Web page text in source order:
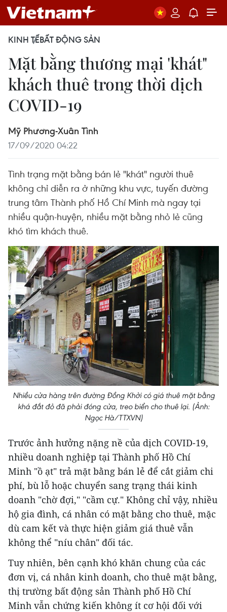
KINH TẾBẤT ĐỘNG SẢN
Mặt bằng thương mại 'khát"
khách thuê trong thời dịch
COVID-19
Mỹ Phương-Xuân Tình
17/09/2020 04:22
Tình trạng mặt bằng bán lẻ "khát" người thuê
không chỉ diễn ra ở những khu vực, tuyến đường
trung tâm Thành phố Hồ Chí Minh mà ngay tại
nhiều quận-huyện, nhiều mặt bằng nhỏ lẻ cũng
khó tìm khách thuê.
Nhiều cửa hàng trên đường Đồng Khởi có giá thuê mặt bằng
khá đắt đỏ đã phải đóng cửa, treo biển cho thuê lại. (Ảnh:
Ngọc Hà/TTXVN)
Trước ảnh hưởng nặng nề của dịch COVID-19,
nhiều doanh nghiệp tại Thành phố Hồ Chí
Minh "ồ ạt" trả mặt bằng bán lẻ để cắt giảm chi
phí, bù lỗ hoặc chuyển sang trạng thái kinh
doanh "chờ đợi," "cầm cự." Không chỉ vậy, nhiều
hộ gia đình, cá nhân có mặt bằng cho thuê, mặc
dù cam kết và thực hiện giảm giá thuê vẫn
không thể "níu chân" đối tác.
Tuy nhiên, bên cạnh khó khăn chung của các
đơn vị, cá nhân kinh doanh, cho thuê mặt bằng,
thị trường bất động sản Thành phố Hồ Chí
Minh vẫn chứng kiến không ít cơ hội đối với